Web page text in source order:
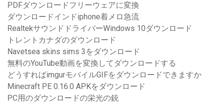
PDFダウンロードフリーウェアに変換
ダウンロードインドiphone着メロ急流
RealtekサウンドドライバーWindows 10ダウンロード
トレントカナダのダウンロード
Navetsea skins sims 3をダウンロード
無料のYouTube動画を変換してダウンロードする
どうすればimgurモバイルGIFをダウンロードできますか
Minecraft PE 0.16.0 APKをダウンロード
PC用のダウンロードの栄光の銃